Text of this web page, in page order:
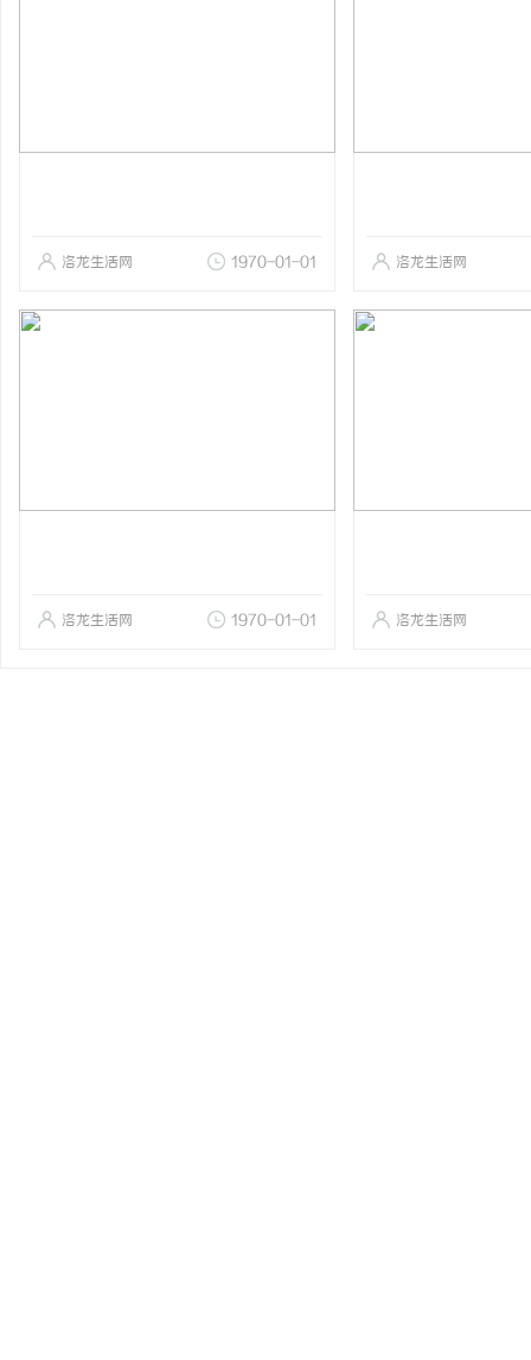
洛龙生活网 1970-01-01 洛龙生活网
洛龙生活网 1970-01-01 洛龙生活网